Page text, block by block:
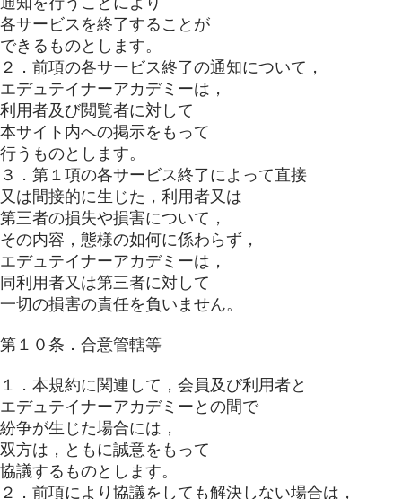
各サービスを終了することが
できるものとします。
２．前項の各サービス終了の通知について，
エデュテイナーアカデミーは，
利用者及び閲覧者に対して
本サイト内への掲示をもって
行うものとします。
３．第１項の各サービス終了によって直接
又は間接的に生じた，利用者又は
第三者の損失や損害について，
その内容，態様の如何に係わらず，
エデュテイナーアカデミーは，
同利用者又は第三者に対して
一切の損害の責任を負いません。
第１０条．合意管轄等
１．本規約に関連して，会員及び利用者と
エデュテイナーアカデミーとの間で
紛争が生じた場合には，
双方は，ともに誠意をもって
協議するものとします。
２．前項により協議をしても解決しない場合は，